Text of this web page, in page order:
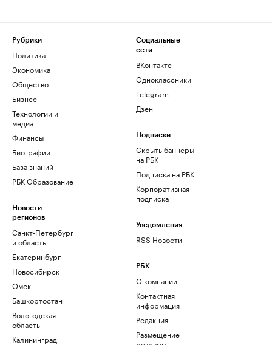
Рубрики
Политика
Экономика
Общество
Бизнес
Технологии и
медиа
Финансы
Биографии
База знаний
РБК Образование
Новости
регионов
Санкт-Петербург
и область
Екатеринбург
Новосибирск
Омск
Башкортостан
Вологодская
область
Калининград
Социальные
сети
ВКонтакте
Одноклассники
Telegram
Дзен
Подписки
Скрыть баннеры
на РБК
Подписка на РБК
Корпоративная
подписка
Уведомления
RSS Новости
РБК
О компании
Контактная
информация
Редакция
Размещение